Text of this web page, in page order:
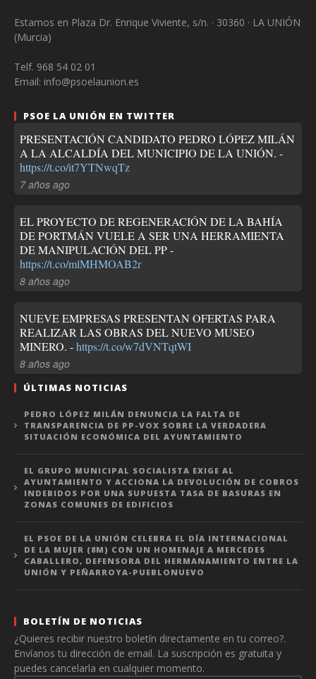
Estamos en Plaza Dr. Enrique Viviente, s/n. · 30360 · LA UNIÓN
(Murcia)
Telf. 968 54 02 01
Email: info@psoelaunion.es
PSOE LA UNIÓN EN TWITTER
PRESENTACIÓN CANDIDATO PEDRO LÓPEZ MILÁN
A LA ALCALDÍA DEL MUNICIPIO DE LA UNIÓN. -
https://t.co/it7YTNwqTz
7 años ago
EL PROYECTO DE REGENERACIÓN DE LA BAHÍA
DE PORTMÁN VUELE A SER UNA HERRAMIENTA
DE MANIPULACIÓN DEL PP -
https://t.co/mlMHMOAB2r
8 años ago
NUEVE EMPRESAS PRESENTAN OFERTAS PARA
REALIZAR LAS OBRAS DEL NUEVO MUSEO
MINERO. -https://t.co/w7dVNTqtWI
8 años ago
ÚLTIMAS NOTICIAS
PEDRO LÓPEZ MILÁN DENUNCIA LA FALTA DE
TRANSPARENCIA DE PP-VOX SOBRE LA VERDADERA
SITUACIÓN ECONÓMICA DEL AYUNTAMIENTO
EL GRUPO MUNICIPAL SOCIALISTA EXIGE AL
AYUNTAMIENTO Y ACCIONA LA DEVOLUCIÓN DE COBROS
INDEBIDOS POR UNA SUPUESTA TASA DE BASURAS EN
ZONAS COMUNES DE EDIFICIOS
EL PSOE DE LA UNIÓN CELEBRA EL DÍA INTERNACIONAL
DE LA MUJER (8M) CON UN HOMENAJE A MERCEDES
CABALLERO, DEFENSORA DEL HERMANAMIENTO ENTRE LA
UNIÓN Y PEÑARROYA-PUEBLONUEVO
BOLETÍN DE NOTICIAS
¿Quieres recibir nuestro boletín directamente en tu correo?.
Envíanos tu dirección de email. La suscripción es gratuita y
puedes cancelarla en cualquier momento.